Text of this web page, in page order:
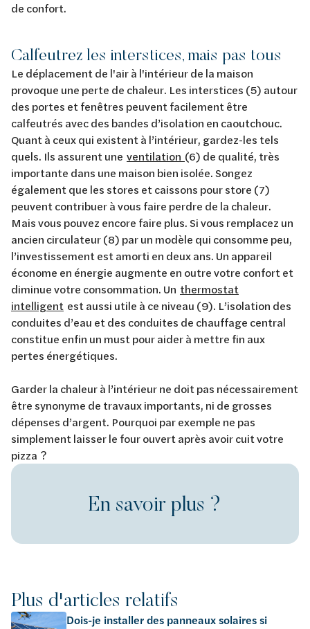
de confort.
Calfeutrez les interstices, mais pas tous
Le déplacement de l'air à l'intérieur de la maison
provoque une perte de chaleur. Les interstices (5) autour
des portes et fenêtres peuvent facilement être
calfeutrés avec des bandes d’isolation en caoutchouc.
Quant à ceux qui existent à l’intérieur, gardez-les tels
quels. Ils assurent une ventilation (6) de qualité, très
importante dans une maison bien isolée. Songez
également que les stores et caissons pour store (7)
peuvent contribuer à vous faire perdre de la chaleur.
Mais vous pouvez encore faire plus. Si vous remplacez un
ancien circulateur (8) par un modèle qui consomme peu,
l’investissement est amorti en deux ans. Un appareil
économe en énergie augmente en outre votre confort et
diminue votre consommation. Un thermostat
intelligent est aussi utile à ce niveau (9). L’isolation des
conduites d’eau et des conduites de chauffage central
constitue enfin un must pour aider à mettre fin aux
pertes énergétiques.
Garder la chaleur à l’intérieur ne doit pas nécessairement
être synonyme de travaux importants, ni de grosses
dépenses d’argent. Pourquoi par exemple ne pas
simplement laisser le four ouvert après avoir cuit votre
pizza ?
En savoir plus ?
Plus d'articles relatifs
Dois-je installer des panneaux solaires si